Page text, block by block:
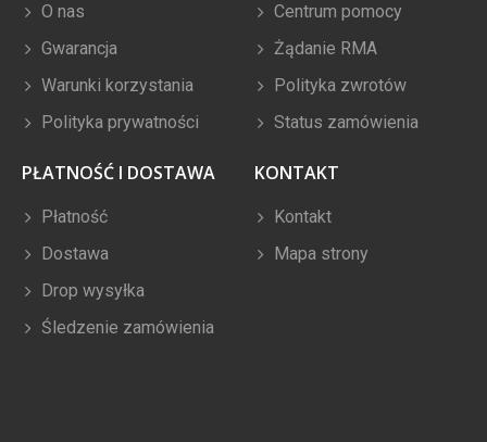
O nas
Gwarancja
Warunki korzystania
Polityka prywatności
Centrum pomocy
Żądanie RMA
Polityka zwrotów
Status zamówienia
PŁATNOŚĆ I DOSTAWA
Płatność
Dostawa
Drop wysyłka
Śledzenie zamówienia
KONTAKT
Kontakt
Mapa strony